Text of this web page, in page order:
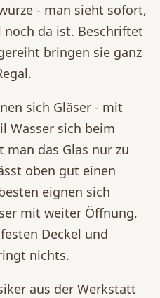
- man sieht sofort,
da ist. Beschriftet
bringen sie ganz
sich Gläser - mit
Wasser sich beim
das Glas nur zu
oben gut einen
eignen sich
mit weiter Öffnung,
Deckel und
nichts.
aus der Werkstatt